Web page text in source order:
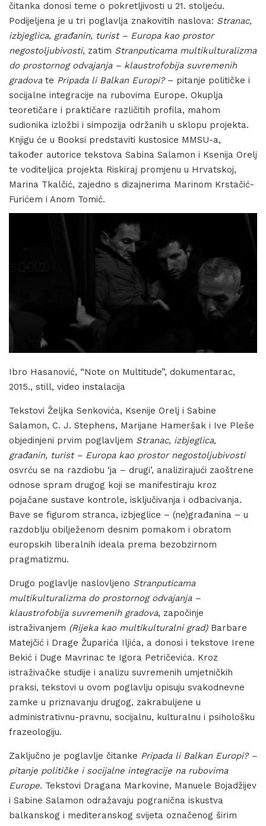
čitanka donosi teme o pokretljivosti u 21. stoljeću.
Podijeljena je u tri poglavlja znakovitih naslova: Stranac,
izbjeglica, građanin, turist – Europa kao prostor
negostoljubivosti, zatim Stranputicama multikulturalizma
do prostornog odvajanja – klaustrofobija suvremenih
gradovate Pripada li Balkan Europi?– pitanje političke i
socijalne integracije na rubovima Europe. Okuplja
teoretičare i praktičare različitih profila, mahom
sudionika izložbi i simpozija održanih u sklopu projekta.
Knjigu će u Booksi predstaviti kustosice MMSU-a,
također autorice tekstova Sabina Salamon i Ksenija Orelj
te voditeljica projekta Riskiraj promjenu u Hrvatskoj,
Marina Tkalčić, zajedno s dizajnerima Marinom Krstačić-
Furićem i Anom Tomić.
Ibro Hasanović, “Note on Multitude”, dokumentarac,
2015., still, video instalacija
Tekstovi Željka Senkovića, Ksenije Orelj i Sabine
Salamon, C. J. Stephens, Marijane Hameršak i Ive Pleše
objedinjeni prvim poglavljem Stranac, izbjeglica,
građanin, turist – Europa kao prostor negostoljubivosti
osvrću se na razdiobu ‘ja – drugi’, analizirajući zaoštrene
odnose spram drugog koji se manifestiraju kroz
pojačane sustave kontrole, isključivanja i odbacivanja.
Bave se figurom stranca, izbjeglice – (ne)građanina – u
razdoblju obilježenom desnim pomakom i obratom
europskih liberalnih ideala prema bezobzirnom
pragmatizmu.
Drugo poglavlje naslovljeno Stranputicama
multikulturalizma do prostornog odvajanja –
klaustrofobija suvremenih gradova, započinje
istraživanjem (Rijeka kao multikulturalni grad)Barbare
Matejčić i Drage Župarića Iljića, a donosi i tekstove Irene
Bekić i Duge Mavrinac te Igora Petričevića. Kroz
istraživačke studije i analizu suvremenih umjetničkih
praksi, tekstovi u ovom poglavlju opisuju svakodnevne
zamke u priznavanju drugog, zakrabuljene u
administrativnu-pravnu, socijalnu, kulturalnu i psihološku
frazeologiju.
Zaključno je poglavlje čitanke Pripada li Balkan Europi? –
pitanje političke i socijalne integracije na rubovima
Europe. Tekstovi Dragana Markovine, Manuele Bojadžijev
i Sabine Salamon odražavaju pogranična iskustva
balkanskog i mediteranskog svijeta označenog širim